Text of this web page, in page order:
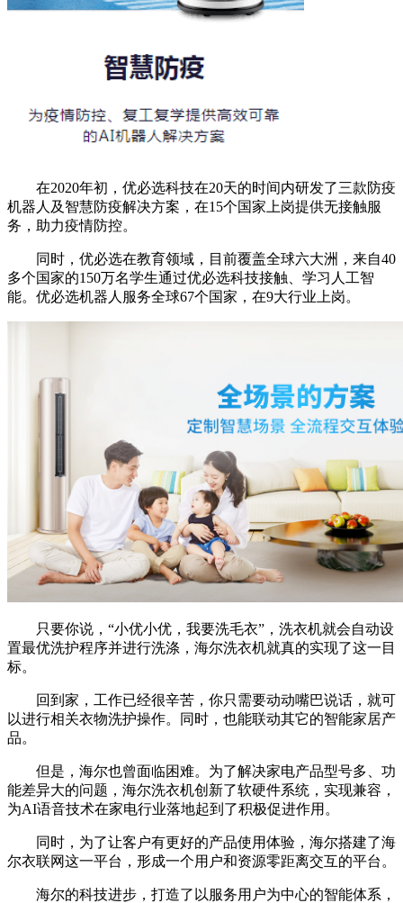
在2020年初，优必选科技在20天的时间内研发了三款防疫
机器人及智慧防疫解决方案，在15个国家上岗提供无接触服
务，助力疫情防控。
同时，优必选在教育领域，目前覆盖全球六大洲，来自40
多个国家的150万名学生通过优必选科技接触、学习人工智
能。优必选机器人服务全球67个国家，在9大行业上岗。
只要你说，“小优小优，我要洗毛衣”，洗衣机就会自动设
置最优洗护程序并进行洗涤，海尔洗衣机就真的实现了这一目
标。
回到家，工作已经很辛苦，你只需要动动嘴巴说话，就可
以进行相关衣物洗护操作。同时，也能联动其它的智能家居产
品。
但是，海尔也曾面临困难。为了解决家电产品型号多、功
能差异大的问题，海尔洗衣机创新了软硬件系统，实现兼容，
为AI语音技术在家电行业落地起到了积极促进作用。
同时，为了让客户有更好的产品使用体验，海尔搭建了海
尔衣联网这一平台，形成一个用户和资源零距离交互的平台。
海尔的科技进步，打造了以服务用户为中心的智能体系，